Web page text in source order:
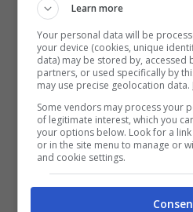
Learn more
Your personal data will be
your device (cookies, unique
data) may be stored by, accessed
partners, or used specifically by
may use precise geolocation data.
Some vendors may process your
of legitimate interest, which you
your options below. Look for a
or in the site menu to manage or
and cookie settings.